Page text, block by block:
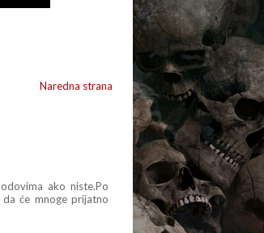
Naredna strana
ako niste.Po
će mnoge prijatno